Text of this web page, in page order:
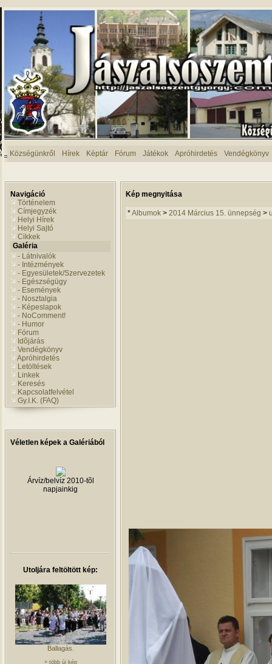
Községünkről Hírek Képtár Fórum Játékok Apróhirdetés Vendégkönyv
Navigáció
Történelem
Címjegyzék
Helyi Hírek
Helyi Sajtó
Cikkek
Galéria
- Látnivalók
- Intézmények
- Egyesületek/Szervezetek
- Egészségügy
- Események
- Nosztalgia
- Képeslapok
- NoComment!
- Humor
Fórum
Idõjárás
Vendégkönyv
Apróhirdetés
Letöltések
Linkek
Keresés
Kapcsolatfelvétel
Gy.I.K. (FAQ)
Véletlen képek a Galériából
Árvíz/belvíz 2010-tõl
napjainkig
Utoljára feltöltött kép:
Ballagás.
+ több új kép
Kép megnyitása
*Albumok > 2014 Március 15. ünnepség >